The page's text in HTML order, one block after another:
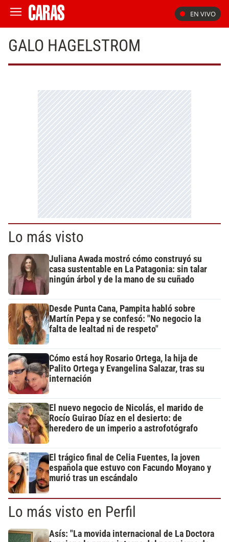
EN VIVO
GALO HAGELSTROM
Lo más visto
Juliana Awada mostró cómo construyó su
casa sustentable en La Patagonia: sin talar
ningún árbol y de la mano de su cuñado
Desde Punta Cana, Pampita habló sobre
Martín Pepa y se confesó: "No negocio la
falta de lealtad ni de respeto"
Cómo está hoy Rosario Ortega, la hija de
Palito Ortega y Evangelina Salazar, tras su
internación
El nuevo negocio de Nicolás, el marido de
Rocío Guirao Díaz en el desierto: de
heredero de un imperio a astrofotógrafo
El trágico final de Celia Fuentes, la joven
española que estuvo con Facundo Moyano y
murió tras un escándalo
Lo más visto en Perfil
Asís: "La movida internacional de La Doctora